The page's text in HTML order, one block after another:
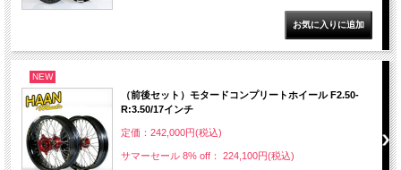
NEW
（前後セット）モタードコンプリートホイール F2.50-
R:3.50/17インチ
定価：242,000円(税込)
サマーセール 8% off： 224,100円(税込)